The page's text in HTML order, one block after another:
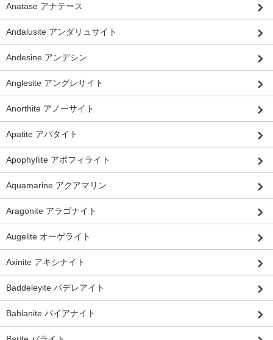
Anatase アナテース
Andalusite アンダリュサイト
Andesine アンデシン
Anglesite アングレサイト
Anorthite アノーサイト
Apatite アパタイト
Apophyllite アポフィライト
Aquamarine アクアマリン
Aragonite アラゴナイト
Augelite オーゲライト
Axinite アキシナイト
Baddeleyite バデレアイト
Bahianite バイアナイト